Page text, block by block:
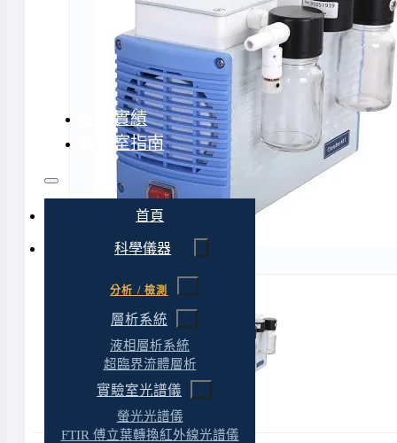
天花板工程
隔間工程
環境汙染防治工
近期實績
實驗室指南
首頁
科學儀器
分析 / 檢測
層析系統
液相層析系統
超臨界流體層析
實驗室光譜儀
螢光光譜儀
FTIR 傅立葉轉換紅外線光譜儀